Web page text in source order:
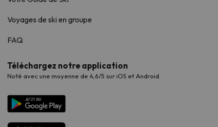
Voyages de ski en groupe
FAQ
Téléchargez notre application
Noté avec une moyenne de 4,6/5 sur iOS et Android.